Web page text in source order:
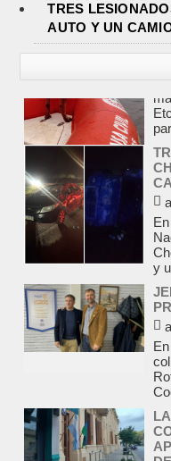
TRES
AUTO Y UN
y